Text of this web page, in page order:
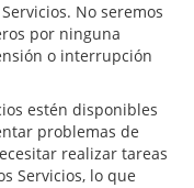
No seremos
por ninguna
o interrupción
estén disponibles
problemas de
realizar tareas
Servicios, lo que